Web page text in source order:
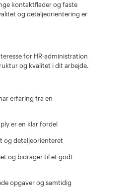
kontaktflader og faste
og detaljeorientering er
for HR-administration
og kvalitet i dit arbejde.
erfaring fra en
er en klar fordel
og detaljeorienteret
og bidrager til et godt
opgaver og samtidig